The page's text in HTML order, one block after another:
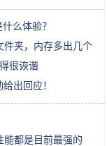
么体验？
件夹，内存多出几个
很诙谐
出回应！
能都是目前最强的